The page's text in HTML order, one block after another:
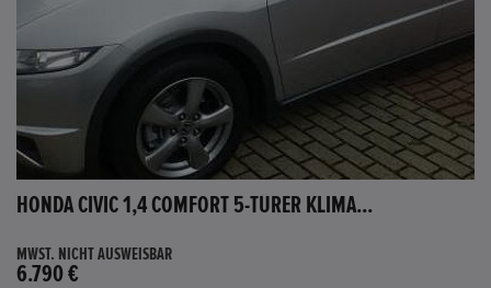
HONDA CIVIC 1,4 COMFORT 5-TÜRER KLIMA...
MWST. NICHT AUSWEISBAR
6.790 €